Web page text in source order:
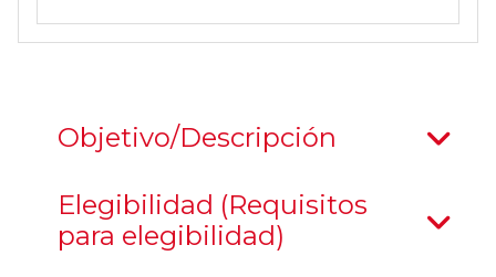
Objetivo/Descripción
Elegibilidad (Requisitos
para elegibilidad)